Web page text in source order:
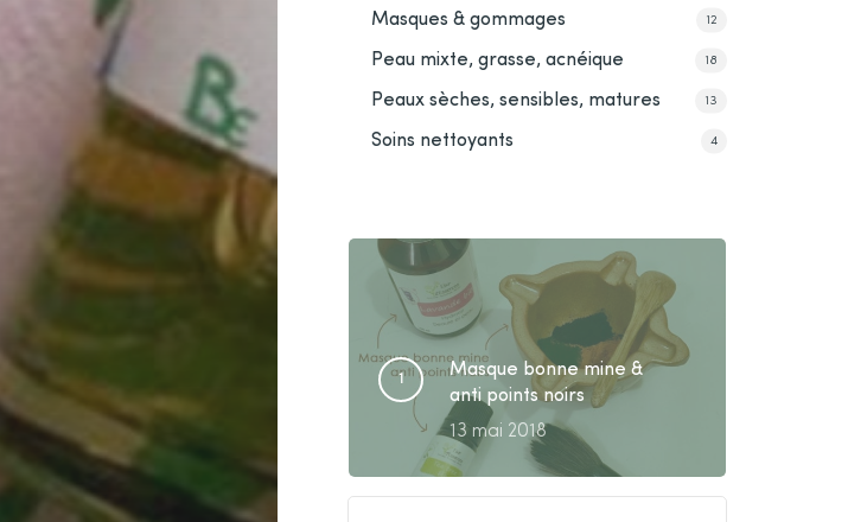
Masques & gommages 12
Peau mixte, grasse, acnéique 18
Peaux sèches, sensibles, matures 13
Soins nettoyants 4
Masque bonne mine &
anti points noirs
13 mai 2018